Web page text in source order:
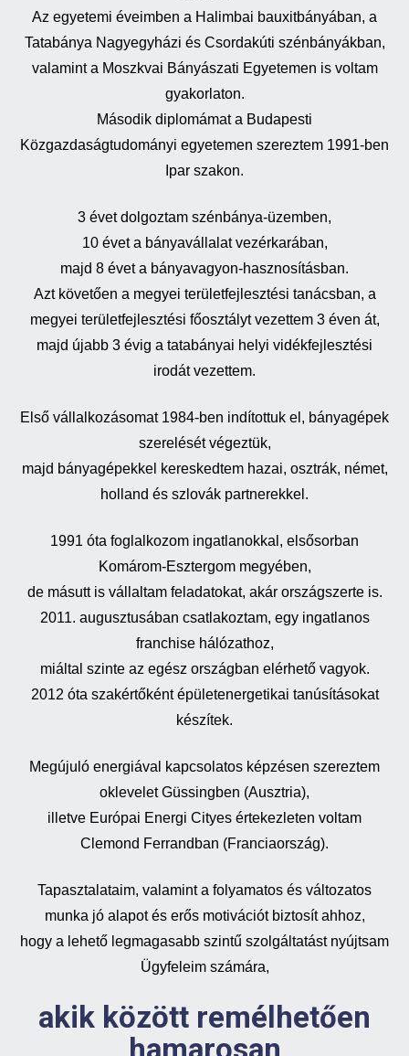
Az egyetemi éveimben a Halimbai bauxitbányában, a
Tatabánya Nagyegyházi és Csordakúti szénbányákban,
valamint a Moszkvai Bányászati Egyetemen is voltam
gyakorlaton.
Második diplomámat a Budapesti
Közgazdaságtudományi egyetemen szereztem 1991-ben
Ipar szakon.
3 évet dolgoztam szénbánya-üzemben,
10 évet a bányavállalat vezérkarában,
majd 8 évet a bányavagyon-hasznosításban.
Azt követően a megyei területfejlesztési tanácsban, a
megyei területfejlesztési főosztályt vezettem 3 éven át,
majd újabb 3 évig a tatabányai helyi vidékfejlesztési
irodát vezettem.
Első vállalkozásomat 1984-ben indítottuk el, bányagépek
szerelését végeztük,
majd bányagépekkel kereskedtem hazai, osztrák, német,
holland és szlovák partnerekkel.
1991 óta foglalkozom ingatlanokkal, elsősorban
Komárom-Esztergom megyében,
de másutt is vállaltam feladatokat, akár országszerte is.
2011. augusztusában csatlakoztam, egy ingatlanos
franchise hálózathoz,
miáltal szinte az egész országban elérhető vagyok.
2012 óta szakértőként épületenergetikai tanúsításokat
készítek.
Megújuló energiával kapcsolatos képzésen szereztem
oklevelet Güssingben (Ausztria),
illetve Európai Energi Cityes értekezleten voltam
Clemond Ferrandban (Franciaország).
Tapasztalataim, valamint a folyamatos és változatos
munka jó alapot és erős motivációt biztosít ahhoz,
hogy a lehető legmagasabb szintű szolgáltatást nyújtsam
Ügyfeleim számára,
akik között remélhetően
hamarosan